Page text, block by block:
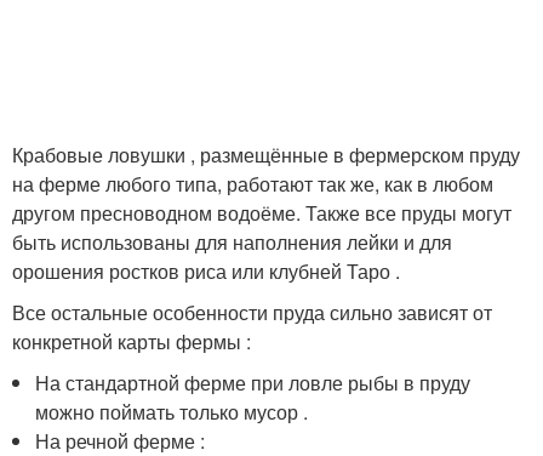
Крабовые ловушки , размещённые в фермерском пруду
на ферме любого типа, работают так же, как в любом
другом пресноводном водоёме. Также все пруды могут
быть использованы для наполнения лейки и для
орошения ростков риса или клубней Таро .
Все остальные особенности пруда сильно зависят от
конкретной карты фермы :
На стандартной ферме при ловле рыбы в пруду
можно поймать только мусор .
На речной ферме :